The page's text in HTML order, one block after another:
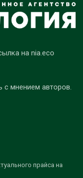
на nia.eco
с мнением авторов.
прайса на